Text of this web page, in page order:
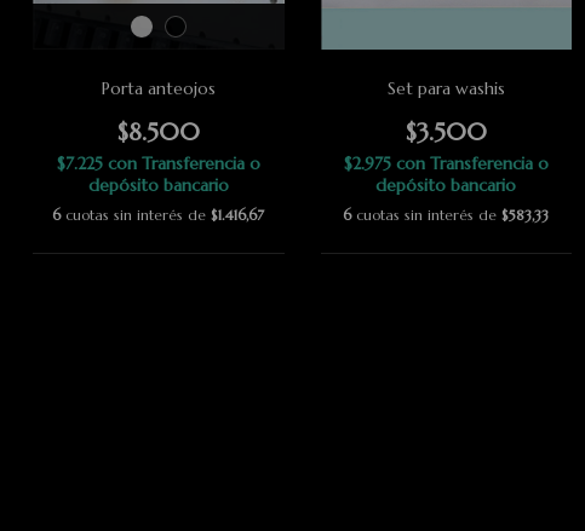
Porta anteojos
$8.500
$7.225 con Transferencia o
depósito bancario
6 cuotas sin interés de$1.416,67
Set para washis
$3.500
$2.975 con Transferencia o
depósito bancario
6 cuotas sin interés de$583,33